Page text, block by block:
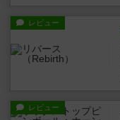
レビュー
レビュー